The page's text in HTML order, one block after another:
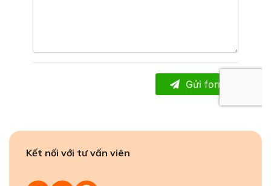
Kết nối với tư vấn viên